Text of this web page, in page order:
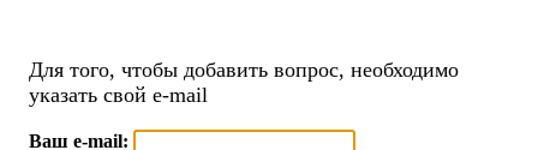
Для того, чтобы добавить вопрос, необходимо
указать свой e-mail
Ваш e-mail: